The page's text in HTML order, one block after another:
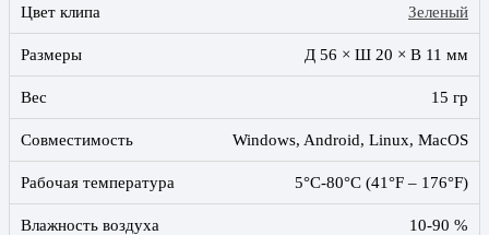
Цвет клипа Зеленый
Размеры Д 56 × Ш 20 × В 11 мм
Вес 15 гр
Совместимость Windows, Android, Linux, MacOS
Рабочая температура 5°C-80°C (41°F – 176°F)
Влажность воздуха 10-90 %